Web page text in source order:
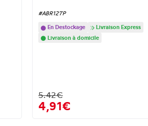
#ABR127P
En Destockage
Livraison Express
Livraison à domicile
5.42€
4,91€